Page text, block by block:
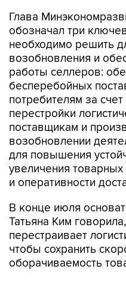
Глава
обозначал три
необходимо решить
возобновления и
работы селлеров:
бесперебойных
потребителям за
перестройки
поставщикам и
возобновлении
для повышения
увеличения товарных
и оперативности
В конце июля
Татьяна Ким
перестраивает
чтобы сохранить
оборачиваемость